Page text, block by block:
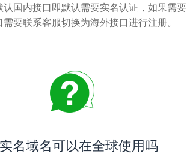
认国内接口即默认需要实名认证，如果需要
要联系客服切换为海外接口进行注册。
名域名可以在全球使用吗